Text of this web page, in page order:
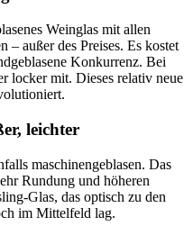
Weinglas mit allen
– außer des Preises. Es kostet
Konkurrenz. Bei
locker mit. Dieses relativ neue
leichter
maschinengeblasen. Das
Rundung und höheren
Glas, das optisch zu den
im Mittelfeld lag.